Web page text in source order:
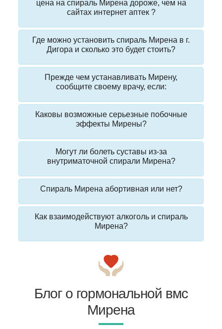
цена на спираль Мирена дороже, чем на
сайтах интернет аптек ?
Где можно установить спираль Мирена в г.
Дигора и сколько это будет стоить?
Прежде чем устанавливать Мирену,
сообщите своему врачу, если:
Каковы возможные серьезные побочные
эффекты Мирены?
Могут ли болеть суставы из-за
внутриматочной спирали Мирена?
Спираль Мирена абортивная или нет?
Как взаимодействуют алкоголь и спираль
Мирена?
Блог о гормональной вмс
Мирена